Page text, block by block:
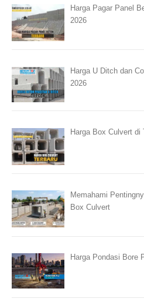
Harga Pagar Panel
2026
Harga U Ditch dan
2026
Harga Box Culvert di
Memahami
Box Culvert
Harga Pondasi Bore